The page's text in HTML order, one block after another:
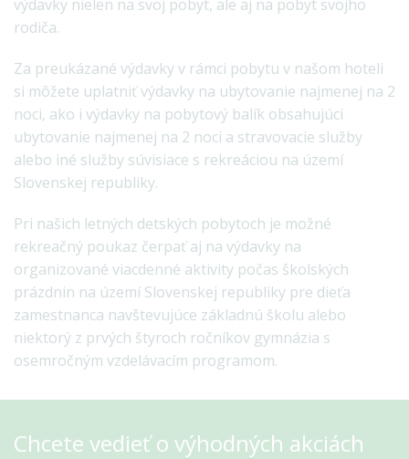
výdavky nielen na svoj pobyt, ale aj na pobyt svojho
rodiča.
Za preukázané výdavky v rámci pobytu v našom hoteli
si môžete uplatniť výdavky na ubytovanie najmenej na 2
noci, ako i výdavky na pobytový balík obsahujúci
ubytovanie najmenej na 2 noci a stravovacie služby
alebo iné služby súvisiace s rekreáciou na území
Slovenskej republiky.
Pri našich letných detských pobytoch je možné
rekreačný poukaz čerpať aj na výdavky na
organizované viacdenné aktivity počas školských
prázdnin na území Slovenskej republiky pre dieťa
zamestnanca navštevujúce základnú školu alebo
niektorý z prvých štyroch ročníkov gymnázia s
osemročným vzdelávacím programom.
Chcete vedieť o výhodných akciách